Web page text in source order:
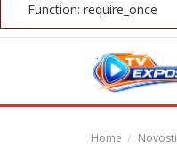
Function: require_once
Login
English
Home Novosti